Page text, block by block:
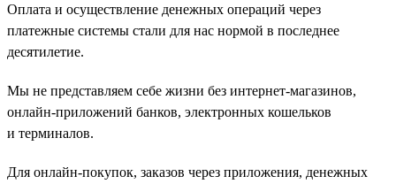
Оплата и осуществление денежных операций через
платежные системы стали для нас нормой в последнее
десятилетие.
Мы не представляем себе жизни без интернет-магазинов,
онлайн-приложений банков, электронных кошельков
и терминалов.
Для онлайн-покупок, заказов через приложения, денежных